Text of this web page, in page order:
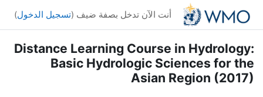
تخطى إلى المحتوى الرئيسي
أنت الآن تدخل بصفة ضيف (تسجيل الدخول)
Distance Learning Course in Hydrology:
Basic Hydrologic Sciences for the
Asian Region (2017)